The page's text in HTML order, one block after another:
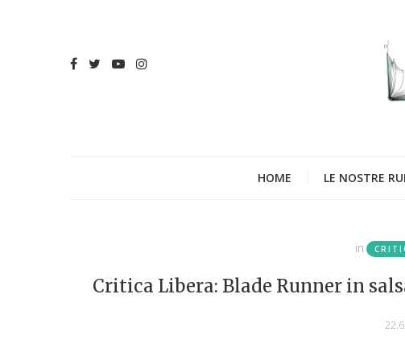
HOME LE NOSTRE
in
Critica Libera: Blade Runner in